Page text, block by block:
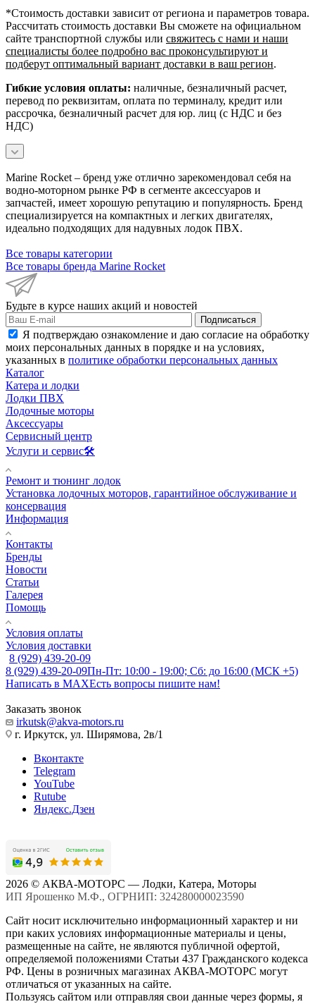
*Cтоимость доставки зависит от региона и параметров товара.
Рассчитать стоимость доставки Вы сможете на официальном
сайте транспортной службы или свяжитесь с нами и наши
специалисты более подробно вас проконсультируют и
подберут оптимальный вариант доставки в ваш регион.
Гибкие условия оплаты: наличные, безналичный расчет,
перевод по реквизитам, оплата по терминалу, кредит или
рассрочка, безналичный расчет для юр. лиц (с НДС и без
НДС)
Marine Rocket – бренд уже отлично зарекомендовал себя на
водно-моторном рынке РФ в сегменте аксессуаров и
запчастей, имеет хорошую репутацию и популярность. Бренд
специализируется на компактных и легких двигателях,
идеально подходящих для надувных лодок ПВХ.
Все товары категории
Все товары бренда Marine Rocket
Будьте в курсе наших акций и новостей
Подписаться
Я подтверждаю ознакомление и даю согласие на обработку
моих персональных данных в порядке и на условиях,
указанных в политике обработки персональных данных
Каталог
Катера и лодки
Лодки ПВХ
Лодочные моторы
Аксессуары
Сервисный центр
Услуги и сервис🛠️
Ремонт и тюнинг лодок
Установка лодочных моторов, гарантийное обслуживание и
консервация
Информация
Контакты
Бренды
Новости
Статьи
Галерея
Помощь
Условия оплаты
Условия доставки
8 (929) 439-20-09
8 (929) 439-20-09Пн-Пт: 10:00 - 19:00; Сб: до 16:00 (МСК +5)
Написать в MAXЕсть вопросы пишите нам!
Заказать звонок
irkutsk@akva-motors.ru
г. Иркутск, ул. Ширямова, 2в/1
Вконтакте
Telegram
YouTube
Rutube
Яндекс.Дзен
2026 © АКВА-МОТОРС — Лодки, Катера, Моторы
ИП Ярошенко М.Ф., ОГРНИП: 324280000023590
Сайт носит исключительно информационный характер и ни
при каких условиях информационные материалы и цены,
размещенные на сайте, не являются публичной офертой,
определяемой положениями Статьи 437 Гражданского кодекса
РФ. Цены в розничных магазинах АКВА-МОТОРС могут
отличаться от указанных на сайте.
Пользуясь сайтом или отправляя свои данные через формы, я